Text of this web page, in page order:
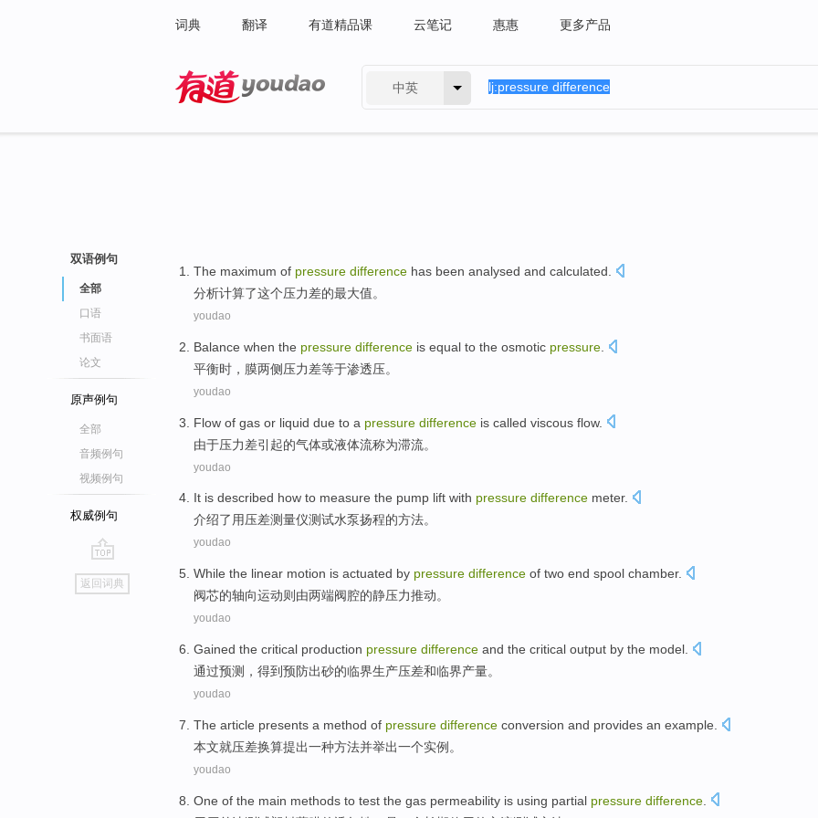
词典 翻译 有道精品课 云笔记 惠惠 更多产品
中英
双语例句
全部
口语
书面语
论文
原声例句
全部
音频例句
视频例句
权威例句
go
top
返回词典
The maximum of pressure difference has been analysed and calculated
分析计算了这个压力差的最大值。
youdao
Balance when the pressure difference is equal to the osmotic pressure
平衡时 ， 膜两侧 压力差等于渗透压。
youdao
Flow of gas or liquid due to a pressure difference is called viscous flow.
由于压力差引起的气体或液体流称为滞流。
youdao
It is described how to measure the pump lift with pressure difference meter.
介绍了用压差测量仪测试水泵扬程的方法。
youdao
While the linear motion is actuated by pressure difference of two end spool chamber.
阀芯的轴向运动则 由两端阀腔的静压力推动。
youdao
Gained the critical production pressure difference and the critical output by the model.
通过预测， 得到预防出砂的临界生产压差和临界产量。
youdao
The article presents a method of pressure difference conversion and provides an example
本文就压差换算提出一种方法并举出一个实例。
youdao
One of the main methods to test the gas permeability is using partial pressure difference